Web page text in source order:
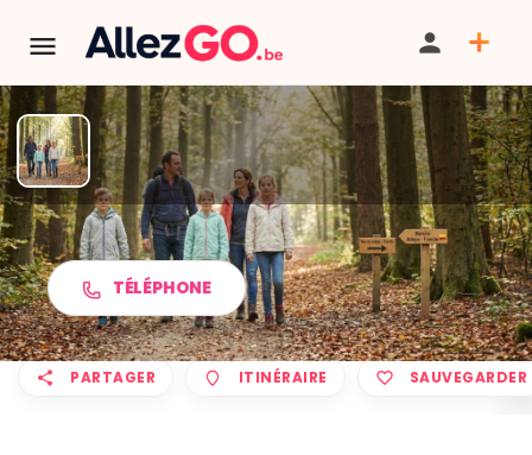
Marche ADEPS à ARSIMONT
TÉLÉPHONE
PARTAGER ITINÉRAIRE SAUVEGARDER